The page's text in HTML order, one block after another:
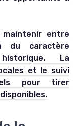
entre
du caractère
La
et le suivi
pour tirer